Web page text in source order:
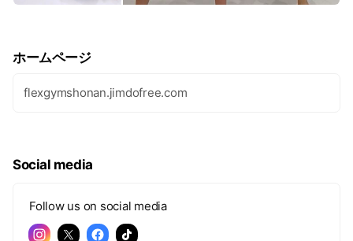
ホームページ
flexgymshonan.jimdofree.com
Social media
Follow us on social media